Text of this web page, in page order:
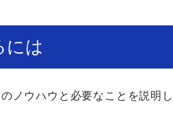
には
ノウハウと必要なことを説明し